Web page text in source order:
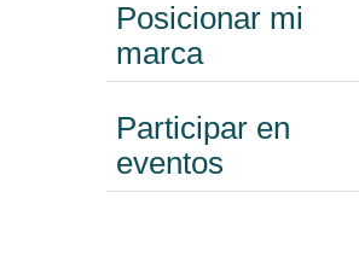
Posicionar mi
marca
Participar en
eventos